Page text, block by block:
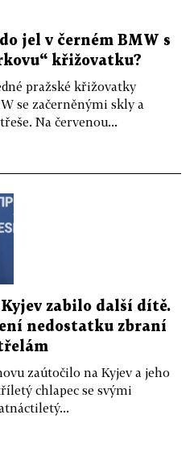
jel v černém BMW s
křižovatku?
pražské křižovatky
se začerněnými skly a
Na červenou...
zabilo další dítě.
nedostatku zbraní
zaútočilo na Kyjev a jeho
chlapec se svými